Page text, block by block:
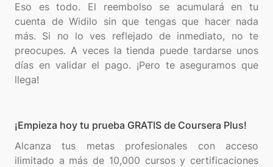
Eso es todo. El reembolso se acumulará en tu
cuenta de Widilo sin que tengas que hacer nada
más. Si no lo ves reflejado de inmediato, no te
preocupes. A veces la tienda puede tardarse unos
días en validar el pago. ¡Pero te aseguramos que
¡Empieza hoy tu prueba GRATIS de Coursera Plus!
Alcanza tus metas profesionales con acceso
ilimitado a más de 10,000 cursos y certificaciones